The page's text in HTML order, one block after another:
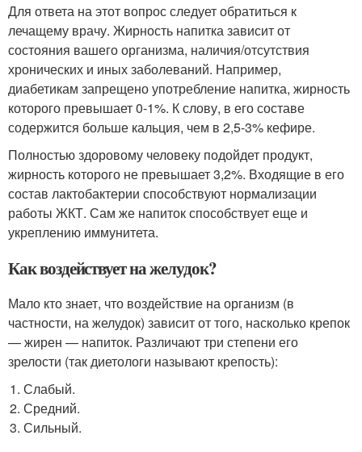
Для ответа на этот вопрос следует обратиться к
лечащему врачу. Жирность напитка зависит от
состояния вашего организма, наличия/отсутствия
хронических и иных заболеваний. Например,
диабетикам запрещено употребление напитка, жирность
которого превышает 0-1%. К слову, в его составе
содержится больше кальция, чем в 2,5-3% кефире.
Полностью здоровому человеку подойдет продукт,
жирность которого не превышает 3,2%. Входящие в его
состав лактобактерии способствуют нормализации
работы ЖКТ. Сам же напиток способствует еще и
укреплению иммунитета.
Как воздействует на желудок?
Мало кто знает, что воздействие на организм (в
частности, на желудок) зависит от того, насколько крепок
— жирен — напиток. Различают три степени его
зрелости (так диетологи называют крепость):
Слабый.
Средний.
Сильный.